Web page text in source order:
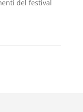
del festival